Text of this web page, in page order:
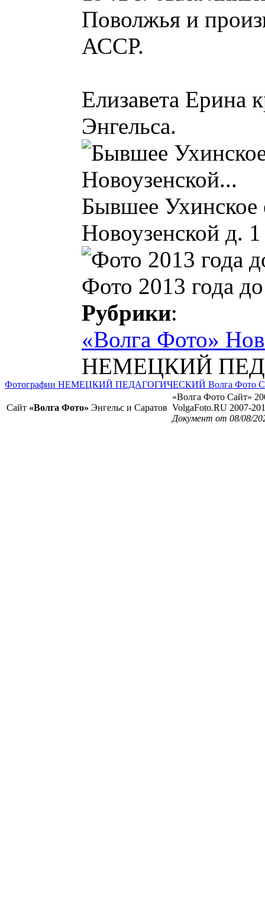
Поволжья и
АССР.
Елизавета Eрина
Энгельса.
Бывшее Ухинское
Новоузенской д. 1
Фото 2013 года
Рубрики:
«Волга Фото»
НЕМЕЦКИЙ
Фотографии НЕМЕЦКИЙ ПЕДАГОГИЧЕСКИЙ Волга Фото
Сайт «Волга Фото» Энгельс и Саратов
«Волга Фото Сайт»
VolgaFoto.RU 2007-
Документ от 08/08/